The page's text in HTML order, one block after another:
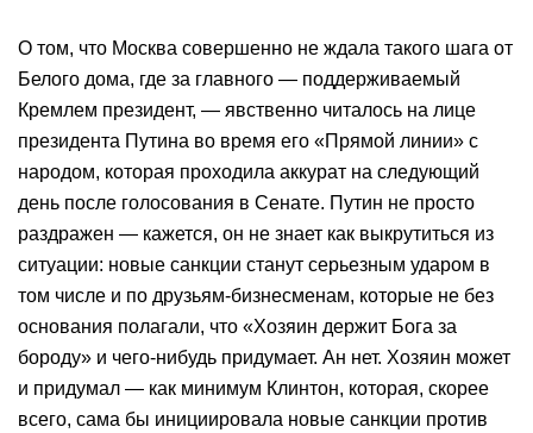
О том, что Москва совершенно не ждала такого шага от
Белого дома, где за главного — поддерживаемый
Кремлем президент, — явственно читалось на лице
президента Путина во время его «Прямой линии» с
народом, которая проходила аккурат на следующий
день после голосования в Сенате. Путин не просто
раздражен — кажется, он не знает как выкрутиться из
ситуации: новые санкции станут серьезным ударом в
том числе и по друзьям-бизнесменам, которые не без
основания полагали, что «Хозяин держит Бога за
бороду» и чего-нибудь придумает. Ан нет. Хозяин может
и придумал — как минимум Клинтон, которая, скорее
всего, сама бы инициировала новые санкции против